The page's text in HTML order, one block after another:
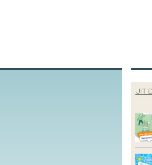
UIT